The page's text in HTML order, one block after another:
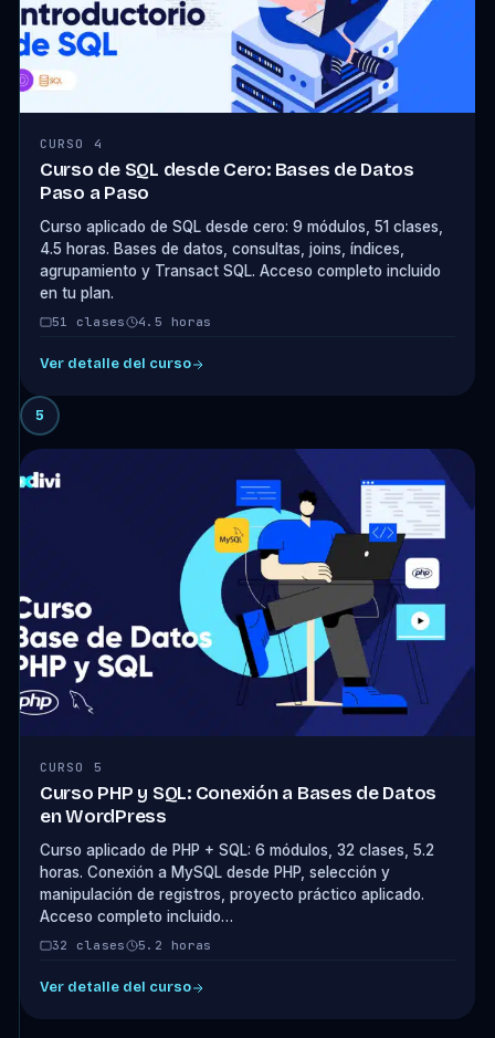
CURSO 4
Curso de SQL desde Cero: Bases de Datos
Paso a Paso
Curso aplicado de SQL desde cero: 9 módulos, 51 clases,
4.5 horas. Bases de datos, consultas, joins, índices,
agrupamiento y Transact SQL. Acceso completo incluido
en tu plan.
51 clases 4.5 horas
Ver detalle del curso
5
CURSO 5
Curso PHP y SQL: Conexión a Bases de Datos
en WordPress
Curso aplicado de PHP + SQL: 6 módulos, 32 clases, 5.2
horas. Conexión a MySQL desde PHP, selección y
manipulación de registros, proyecto práctico aplicado.
Acceso completo incluido…
32 clases 5.2 horas
Ver detalle del curso